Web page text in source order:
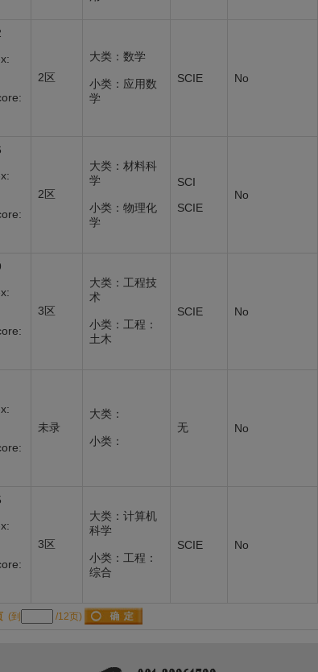
2区
大类：数学
小类：应用数
学
SCIE No
2区
大类：材料科
学
小类：物理化
学
SCI
SCIE
No
3区
大类：工程技
术
小类：工程：
土木
SCIE No
未录
大类：
小类：
无 No
3区
大类：计算机
科学
小类：工程：
综合
SCIE No
(到 /12页)